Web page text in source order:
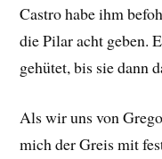
Castro habe ihm
die Pilar acht geben.
gehütet, bis sie dann
Als wir uns von
mich der Greis mit